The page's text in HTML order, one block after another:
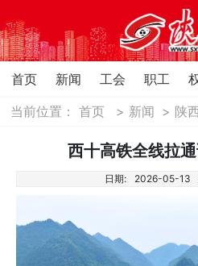
首页 新闻 工会 职工
当前位置：首页 > 新闻 > 陕
西十高铁全线拉
日期: 2026-05-13